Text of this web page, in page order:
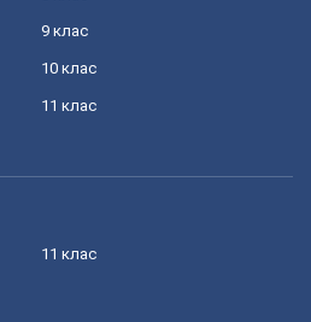
9 клас
10 клас
11 клас
11 клас